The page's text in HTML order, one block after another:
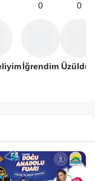
0
İğrendim
0